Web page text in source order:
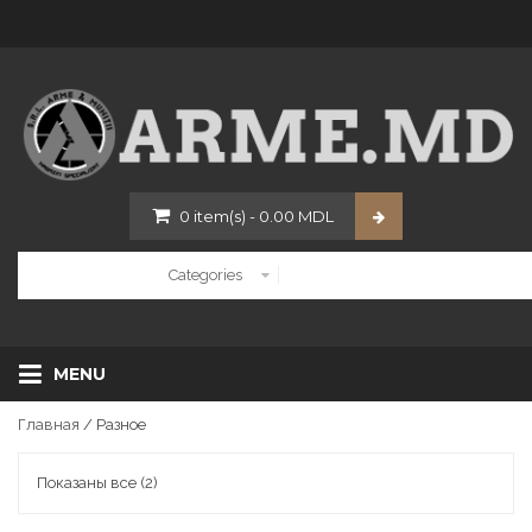
0 item(s) - 0.00 MDL
MENU
Главная / Разное
Показаны все (2)